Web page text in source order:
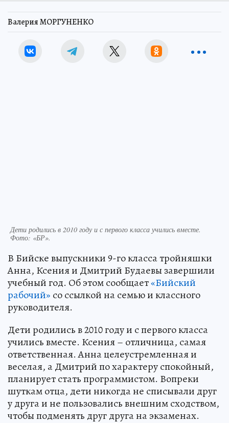
Валерия МОРГУНЕНКО
Дети родились в 2010 году и с первого класса учились вместе.
Фото: «БР».
В Бийске выпускники 9-го класса тройняшки
Анна, Ксения и Дмитрий Будаевы завершили
учебный год. Об этом сообщает«Бийский
рабочий» со ссылкой на семью и классного
руководителя.
Дети родились в 2010 году и с первого класса
учились вместе. Ксения – отличница, самая
ответственная. Анна целеустремленная и
веселая, а Дмитрий по характеру спокойный,
планирует стать программистом. Вопреки
шуткам отца, дети никогда не списывали друг
у друга и не пользовались внешним сходством,
чтобы подменять друг друга на экзаменах.